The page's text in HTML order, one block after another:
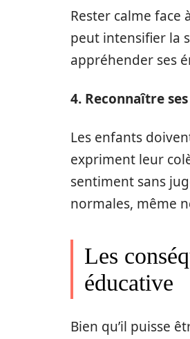
Rester calme face
peut intensifier la
appréhender ses
4. Reconnaître
Les enfants
expriment leur
sentiment sans
normales, même
Les
éducative
Bien qu’il puisse